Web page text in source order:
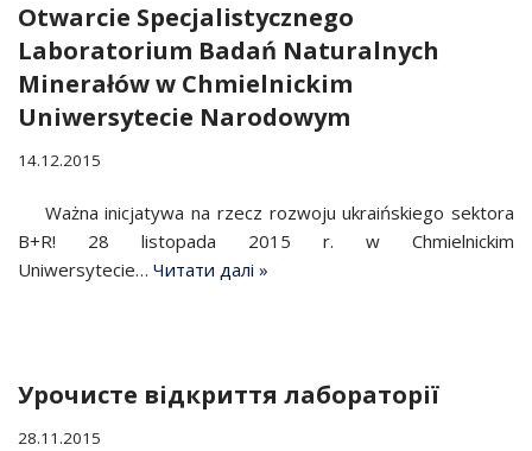
Otwarcie Specjalistycznego
Laboratorium Badań Naturalnych
Minerałów w Chmielnickim
Uniwersytecie Narodowym
14.12.2015
Ważna inicjatywa na rzecz rozwoju ukraińskiego sektora
B+R! 28 listopada 2015 r. w Chmielnickim
Uniwersytecie… Читати далі »
Урочисте відкриття лабораторії
28.11.2015